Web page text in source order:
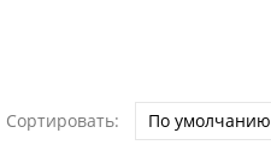
Сортировать: По умолчанию